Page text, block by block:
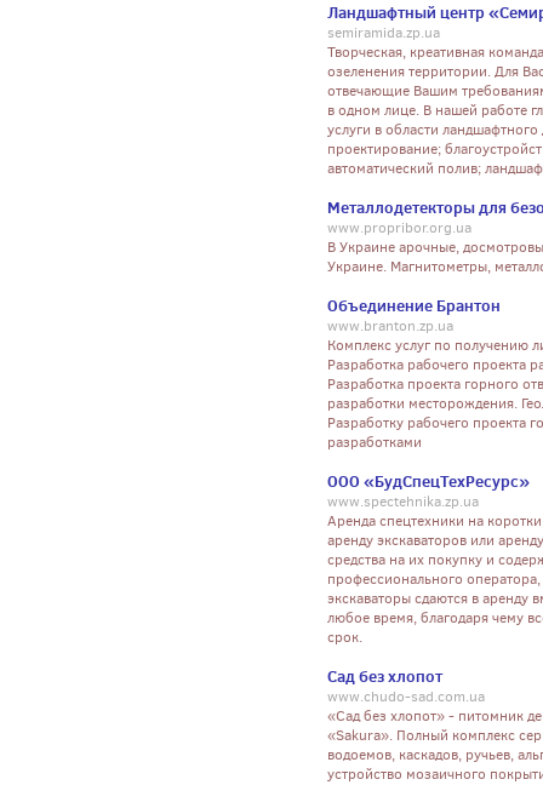
Ландшафтный центр
semiramida.zp.ua
Творческая, креативная
озеленения территории. Для
отвечающие Вашим
в одном лице. В нашей работе
услуги в области
проектирование;
автоматический полив;
Металлодетекторы для
www.propribor.org.ua
В Украине арочные,
Украине. Магнитометры,
Объединение Брантон
www.branton.zp.ua
Комплекс услуг по получению
Разработка рабочего проекта
Разработка проекта горного
разработки месторождения.
Разработку рабочего проекта
разработками
ООО «БудСпецТехРесурс»
www.spectehnika.zp.ua
Аренда спецтехники на
аренду экскаваторов или
средства на их покупку и
профессионального
экскаваторы сдаются в аренду
любое время, благодаря чему
срок.
Сад без хлопот
www.chudo-sad.com.ua
«Сад без хлопот» - питомник
«Sakura». Полный комплекс
водоемов, каскадов, ручьев,
устройство мозаичного